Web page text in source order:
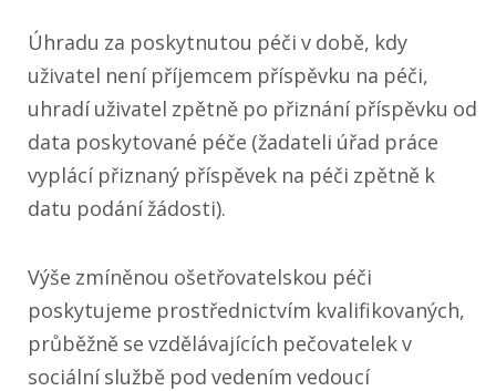
Úhradu za poskytnutou péči v době, kdy
uživatel není příjemcem příspěvku na péči,
uhradí uživatel zpětně po přiznání příspěvku od
data poskytované péče (žadateli úřad práce
vyplácí přiznaný příspěvek na péči zpětně k
datu podání žádosti).
Výše zmíněnou ošetřovatelskou péči
poskytujeme prostřednictvím kvalifikovaných,
průběžně se vzdělávajících pečovatelek v
sociální službě pod vedením vedoucí